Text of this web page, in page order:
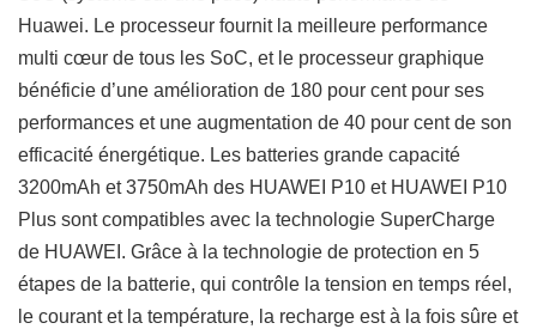
Huawei. Le processeur fournit la meilleure performance
multi cœur de tous les SoC, et le processeur graphique
bénéficie d’une amélioration de 180 pour cent pour ses
performances et une augmentation de 40 pour cent de son
efficacité énergétique. Les batteries grande capacité
3200mAh et 3750mAh des HUAWEI P10 et HUAWEI P10
Plus sont compatibles avec la technologie SuperCharge
de HUAWEI. Grâce à la technologie de protection en 5
étapes de la batterie, qui contrôle la tension en temps réel,
le courant et la température, la recharge est à la fois sûre et